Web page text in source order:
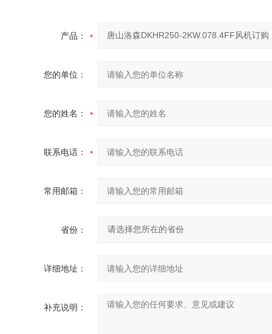
产品：
您的单位：
您的姓名：
联系电话：
常用邮箱：
省份：
详细地址：
补充说明：